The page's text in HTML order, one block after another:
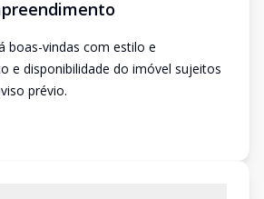
boas-vindas com estilo e
e disponibilidade do imóvel sujeitos
prévio.